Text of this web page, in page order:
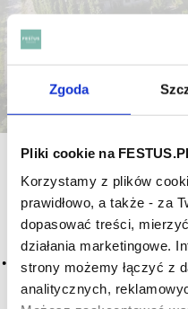
Zgoda
Pliki cookie na FESTUS.PL
Korzystamy z plików
prawidłowo, a także - za
dopasować treści,
działania marketingowe.
strony możemy łączyć z
analitycznych,
strona główna / vicieux
Archiwum
wadliwe
2016-05-10